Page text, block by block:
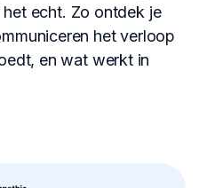
echt. Zo ontdek je
het verloop
en wat werkt in